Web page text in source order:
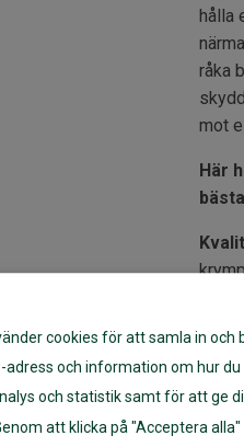
hålla
råka
mot
Här
cookies för att samla in och
adress och information om hur
och statistik samt för att ge
att klicka på "Acceptera